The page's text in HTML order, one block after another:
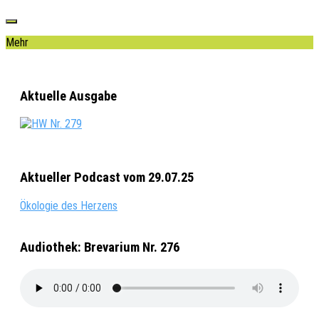
Mehr
Aktuelle Ausgabe
Aktueller Podcast vom 29.07.25
Ökologie des Herzens
Audiothek: Brevarium Nr. 276